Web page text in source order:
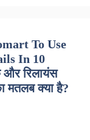
To Use
In 10
रिलायंस
मतलब क्या है?